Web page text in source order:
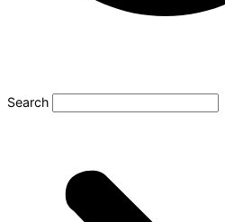
Search